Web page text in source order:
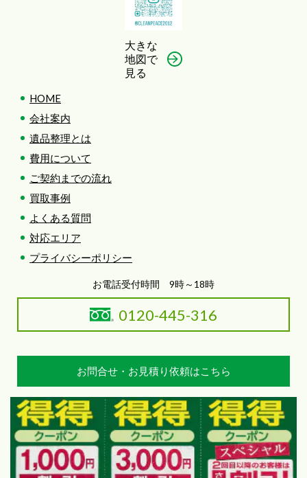
大きな
地図で
見る
HOME
会社案内
遺品整理とは
費用について
ご契約までの流れ
買取事例
よくある質問
対応エリア
プライバシーポリシー
お電話受付時間 9時～18時
0120-445-316
お問合せ・お見積り依頼はこちら